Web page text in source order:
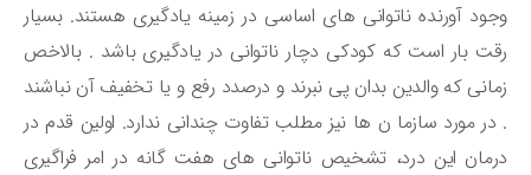
آورنده ناتوانی های اساسی در زمینه یادگیری هستند. بسیار
بار است که کودکی دچار ناتوانی در یادگیری باشد . بالاخص
که والدین بدان پی نبرند و درصدد رفع و یا تخفیف آن نباشند
مورد سازما ن ها نیز مطلب تفاوت چندانی ندارد. اولین قدم در
این درد، تشخیص ناتوانی های هفت گانه در امر فراگیری